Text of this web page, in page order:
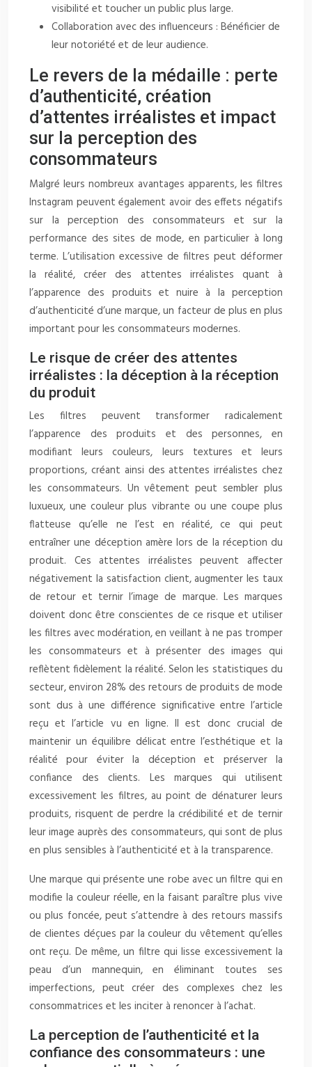
visibilité et toucher un public plus large.
Collaboration avec des influenceurs : Bénéficier de
leur notoriété et de leur audience.
Le revers de la médaille : perte
d’authenticité, création
d’attentes irréalistes et impact
sur la perception des
consommateurs
Malgré leurs nombreux avantages apparents, les filtres
Instagram peuvent également avoir des effets négatifs
sur la perception des consommateurs et sur la
performance des sites de mode, en particulier à long
terme. L’utilisation excessive de filtres peut déformer
la réalité, créer des attentes irréalistes quant à
l’apparence des produits et nuire à la perception
d’authenticité d’une marque, un facteur de plus en plus
important pour les consommateurs modernes.
Le risque de créer des attentes
irréalistes : la déception à la réception
du produit
Les filtres peuvent transformer radicalement
l’apparence des produits et des personnes, en
modifiant leurs couleurs, leurs textures et leurs
proportions, créant ainsi des attentes irréalistes chez
les consommateurs. Un vêtement peut sembler plus
luxueux, une couleur plus vibrante ou une coupe plus
flatteuse qu’elle ne l’est en réalité, ce qui peut
entraîner une déception amère lors de la réception du
produit. Ces attentes irréalistes peuvent affecter
négativement la satisfaction client, augmenter les taux
de retour et ternir l’image de marque. Les marques
doivent donc être conscientes de ce risque et utiliser
les filtres avec modération, en veillant à ne pas tromper
les consommateurs et à présenter des images qui
reflètent fidèlement la réalité. Selon les statistiques du
secteur, environ 28% des retours de produits de mode
sont dus à une différence significative entre l’article
reçu et l’article vu en ligne. Il est donc crucial de
maintenir un équilibre délicat entre l’esthétique et la
réalité pour éviter la déception et préserver la
confiance des clients. Les marques qui utilisent
excessivement les filtres, au point de dénaturer leurs
produits, risquent de perdre la crédibilité et de ternir
leur image auprès des consommateurs, qui sont de plus
en plus sensibles à l’authenticité et à la transparence.
Une marque qui présente une robe avec un filtre qui en
modifie la couleur réelle, en la faisant paraître plus vive
ou plus foncée, peut s’attendre à des retours massifs
de clientes déçues par la couleur du vêtement qu’elles
ont reçu. De même, un filtre qui lisse excessivement la
peau d’un mannequin, en éliminant toutes ses
imperfections, peut créer des complexes chez les
consommatrices et les inciter à renoncer à l’achat.
La perception de l’authenticité et la
confiance des consommateurs : une